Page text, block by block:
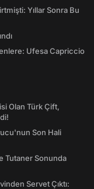
Yıllar Sonra Bu
Ufesa Capriccio
Olan Türk Çift,
Son Hali
Tutaner Sonunda
Servet Çıktı: